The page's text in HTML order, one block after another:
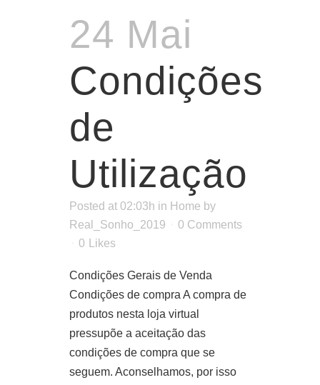
24 Mai
Condições
de
Utilização
Posted at 02:03h in Home by
Real_Sonho_2019
0 Comments
0
Likes
Condições Gerais de Venda
Condições de compra A compra de
produtos nesta loja virtual
pressupõe a aceitação das
condições de compra que se
seguem. Aconselhamos, por isso